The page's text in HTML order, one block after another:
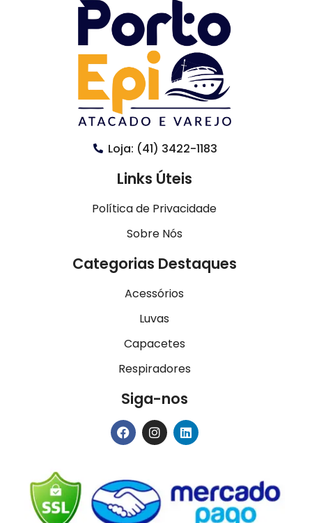
Loja: (41) 3422-1183
Links Úteis
Política de Privacidade
Sobre Nós
Categorias Destaques
Acessórios
Luvas
Capacetes
Respiradores
Siga-nos